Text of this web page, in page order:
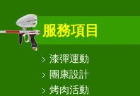
服務項目
漆彈運動
團康設計
烤肉活動